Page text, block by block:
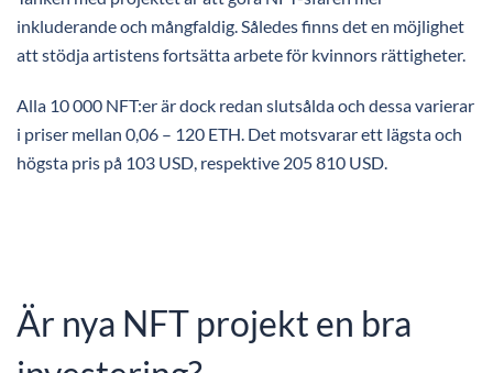
inkluderande och mångfaldig. Således finns det en möjlighet
att stödja artistens fortsätta arbete för kvinnors rättigheter.
Alla 10 000 NFT:er är dock redan slutsålda och dessa varierar
i priser mellan 0,06 – 120 ETH. Det motsvarar ett lägsta och
högsta pris på 103 USD, respektive 205 810 USD.
Är nya NFT projekt en bra